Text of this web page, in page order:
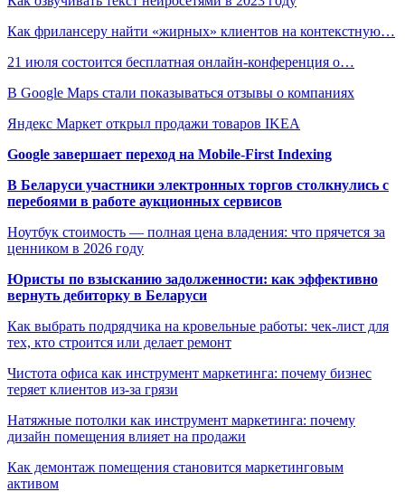
Как фрилансеру найти «жирных» клиентов на контекстную…
21 июля состоится бесплатная онлайн-конференция о…
В Google Maps стали показываться отзывы о компаниях
Яндекс Маркет открыл продажи товаров IKEA
Google завершает переход на Mobile-First Indexing
В Беларуси участники электронных торгов столкнулись с
перебоями в работе аукционных сервисов
Ноутбук стоимость — полная цена владения: что прячется за
ценником в 2026 году
Юристы по взысканию задолженности: как эффективно
вернуть дебиторку в Беларуси
Как выбрать подрядчика на кровельные работы: чек-лист для
тех, кто строится или делает ремонт
Чистота офиса как инструмент маркетинга: почему бизнес
теряет клиентов из-за грязи
Натяжные потолки как инструмент маркетинга: почему
дизайн помещения влияет на продажи
Как демонтаж помещения становится маркетинговым
активом